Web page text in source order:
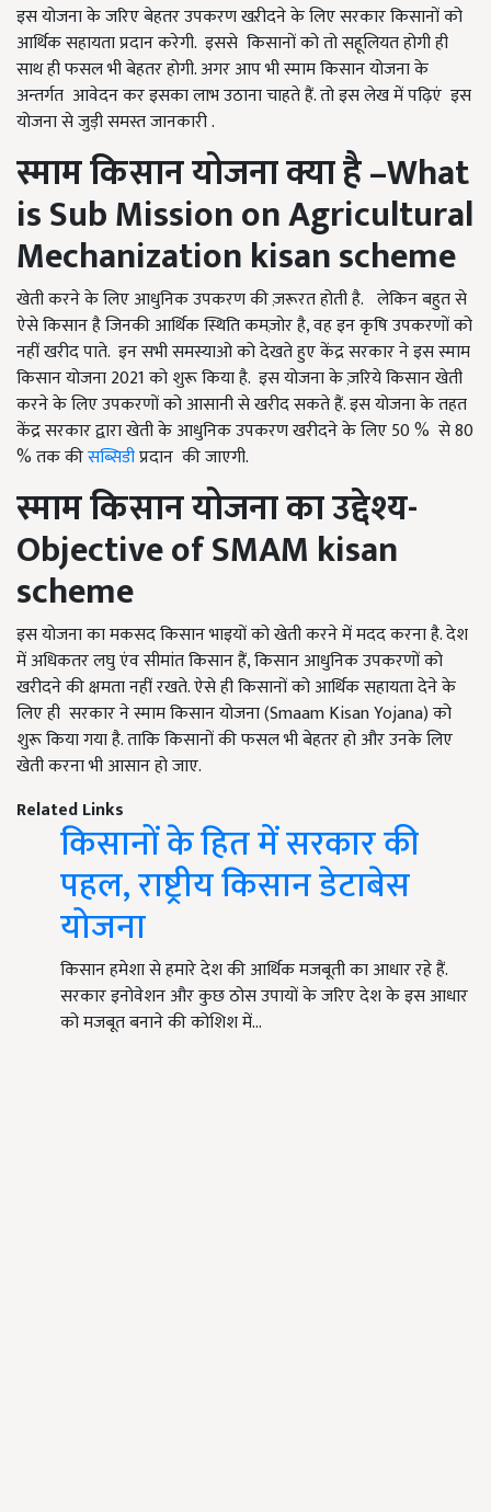
इस योजना के जरिए बेहतर उपकरण खऱीदने के लिए सरकार किसानों को
आर्थिक सहायता प्रदान करेगी. इससे किसानों को तो सहूलियत होगी ही
साथ ही फसल भी बेहतर होगी. अगर आप भी स्माम किसान योजना के
अन्तर्गत आवेदन कर इसका लाभ उठाना चाहते हैं. तो इस लेख में पढ़िएं इस
योजना से जुड़ी समस्त जानकारी .
स्मामकिसानयोजना क्या है–What
isSub Mission on Agricultural
Mechanizationkisan scheme
खेती करने के लिए आधुनिक उपकरण की ज़रूरत होती है. लेकिन बहुत से
ऐसे किसान है जिनकी आर्थिक स्थिति कमज़ोर है, वह इन कृषि उपकरणों को
नहीं खरीद पाते. इन सभी समस्याओ को देखते हुए केंद्र सरकार ने इस स्माम
किसान योजना 2021 को शुरू किया है. इस योजना के ज़रिये किसान खेती
करने के लिए उपकरणों को आसानी से खरीद सकते हैं. इस योजना के तहत
केंद्र सरकार द्वारा खेती के आधुनिक उपकरण खरीदने के लिए 50 % से 80
% तक कीसब्सिडीप्रदान की जाएगी.
स्माम किसान योजना का उद्देश्य-
Objective of SMAM kisan
scheme
इस योजना का मकसद किसान भाइयों को खेती करने में मदद करना है. देश
में अधिकतर लघु एंव सीमांत किसान हैं, किसान आधुनिक उपकरणों को
खरीदने की क्षमता नहीं रखते. ऐसे ही किसानों को आर्थिक सहायता देने के
लिए ही सरकार ने स्माम किसान योजना (Smaam Kisan Yojana) को
शुरू किया गया है. ताकि किसानों की फसल भी बेहतर हो और उनके लिए
खेती करना भी आसान हो जाए.
Related Links
किसानों के हित में सरकार की
पहल, राष्ट्रीय किसान डेटाबेस
योजना
किसान हमेशा से हमारे देश की आर्थिक मजबूती का आधार रहे हैं.
सरकार इनोवेशन और कुछ ठोस उपायों के जरिए देश के इस आधार
को मजबूत बनाने की कोशिश में…